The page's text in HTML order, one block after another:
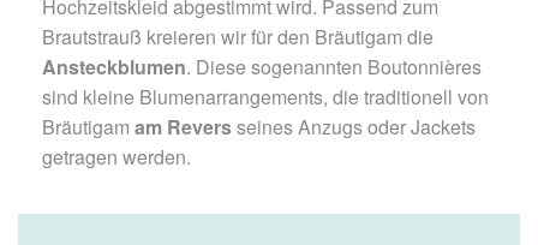
Hochzeitskleid abgestimmt wird. Passend zum
Brautstrauß kreieren wir für den Bräutigam die
Ansteckblumen. Diese sogenannten Boutonnières
sind kleine Blumenarrangements, die traditionell von
Bräutigam am Reversseines Anzugs oder Jackets
getragen werden.